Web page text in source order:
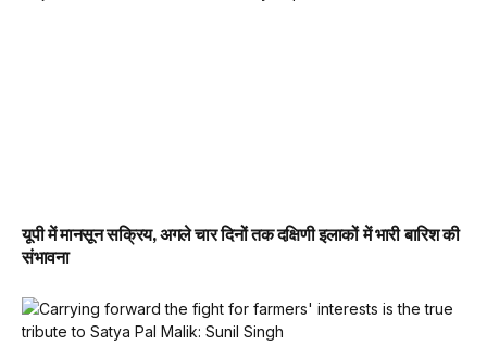
यूपी में मानसून सक्रिय, अगले चार दिनों तक दक्षिणी इलाकों में भारी बारिश की
संभावना